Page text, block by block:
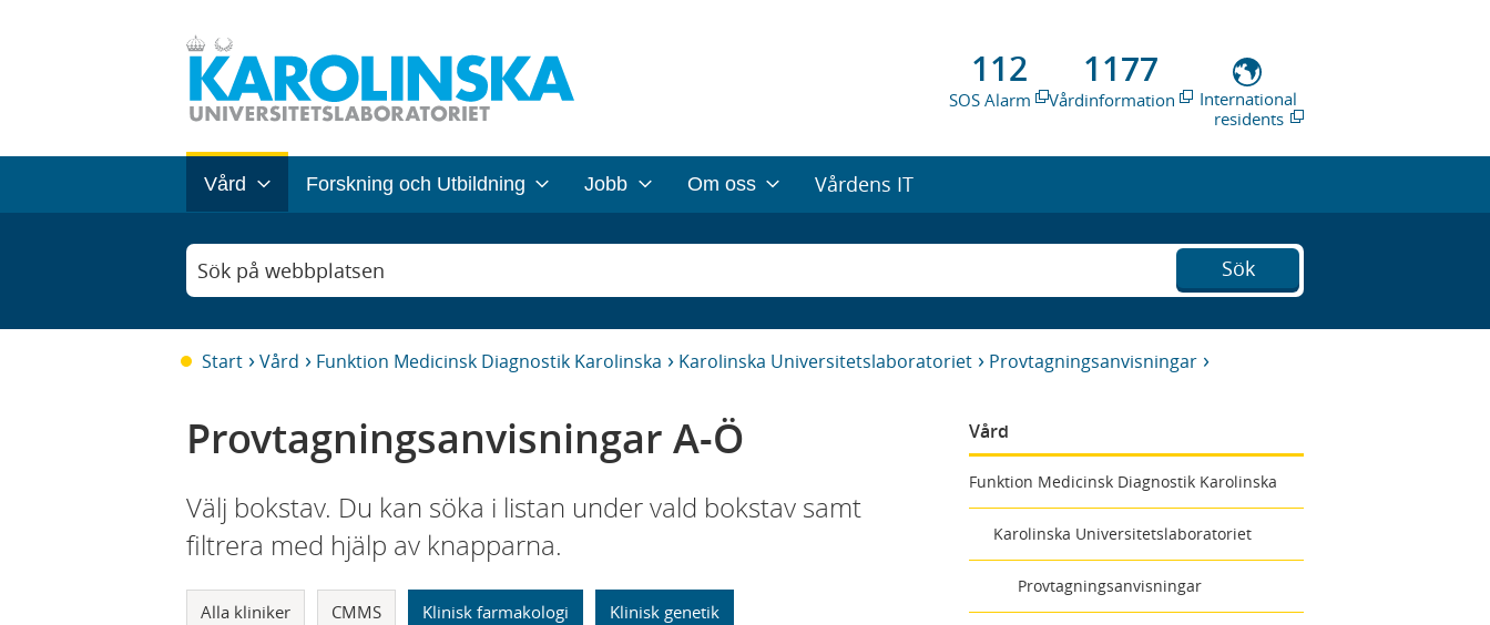
112
SOS Alarm
1177
Vårdinformation
International
residents
Vård Forskning och Utbildning Jobb Om oss Vårdens IT
Sök på webbplatsen Sök
Start Vård Funktion Medicinsk Diagnostik Karolinska Karolinska Universitetslaboratoriet Provtagningsanvisningar
Vård
Funktion Medicinsk Diagnostik Karolinska
Karolinska Universitetslaboratoriet
Provtagningsanvisningar
Provtagningsanvisningar A-Ö
Välj bokstav. Du kan söka i listan under vald bokstav samt
filtrera med hjälp av knapparna.
Alla kliniker CMMS Klinisk farmakologi Klinisk genetik